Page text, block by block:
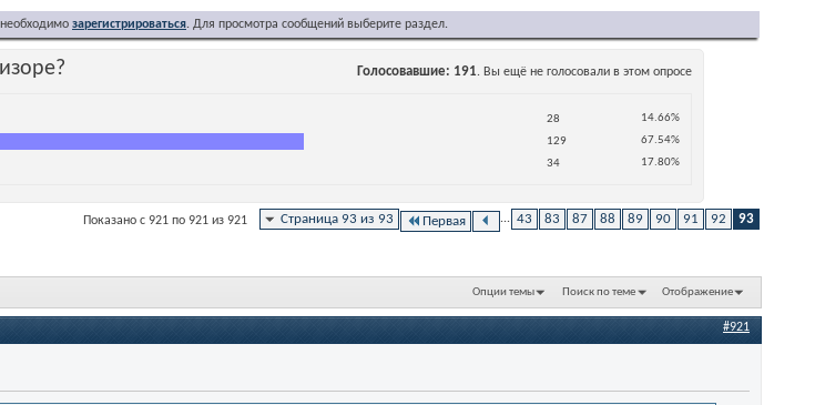
зарегистрироваться. Для просмотра сообщений выберите раздел.
Голосовавшие 191. Вы ещё не голосовали в этом опросе
28 14.66%
129 67.54%
34 17.80%
Страница 93 из 93 Первая ... 43 83 87 88 89 90 91 92 93
Показано с 921 по 921 из 921
Опции темы Поиск по теме Отображение
#921